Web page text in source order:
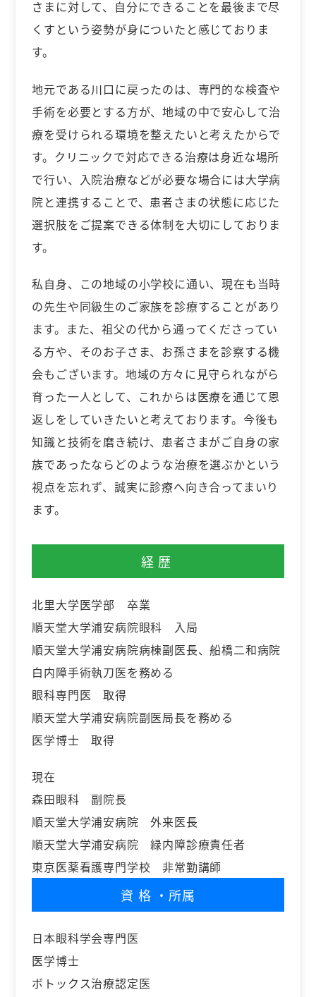
さまに対して、自分にできることを最後まで尽
くすという姿勢が身についたと感じておりま
す。
地元である川口に戻ったのは、専門的な検査や
手術を必要とする方が、地域の中で安心して治
療を受けられる環境を整えたいと考えたからで
す。クリニックで対応できる治療は身近な場所
で行い、入院治療などが必要な場合には大学病
院と連携することで、患者さまの状態に応じた
選択肢をご提案できる体制を大切にしておりま
す。
私自身、この地域の小学校に通い、現在も当時
の先生や同級生のご家族を診療することがあり
ます。また、祖父の代から通ってくださってい
る方や、そのお子さま、お孫さまを診察する機
会もございます。地域の方々に見守られながら
育った一人として、これからは医療を通じて恩
返しをしていきたいと考えております。今後も
知識と技術を磨き続け、患者さまがご自身の家
族であったならどのような治療を選ぶかという
視点を忘れず、誠実に診療へ向き合ってまいり
ます。
経歴
北里大学医学部 卒業
順天堂大学浦安病院眼科 入局
順天堂大学浦安病院病棟副医長、船橋二和病院
白内障手術執刀医を務める
眼科専門医 取得
順天堂大学浦安病院副医局長を務める
医学博士 取得
現在
森田眼科 副院長
順天堂大学浦安病院 外来医長
順天堂大学浦安病院 緑内障診療責任者
東京医薬看護専門学校 非常勤講師
資格 ・所属
日本眼科学会専門医
医学博士
ボトックス治療認定医